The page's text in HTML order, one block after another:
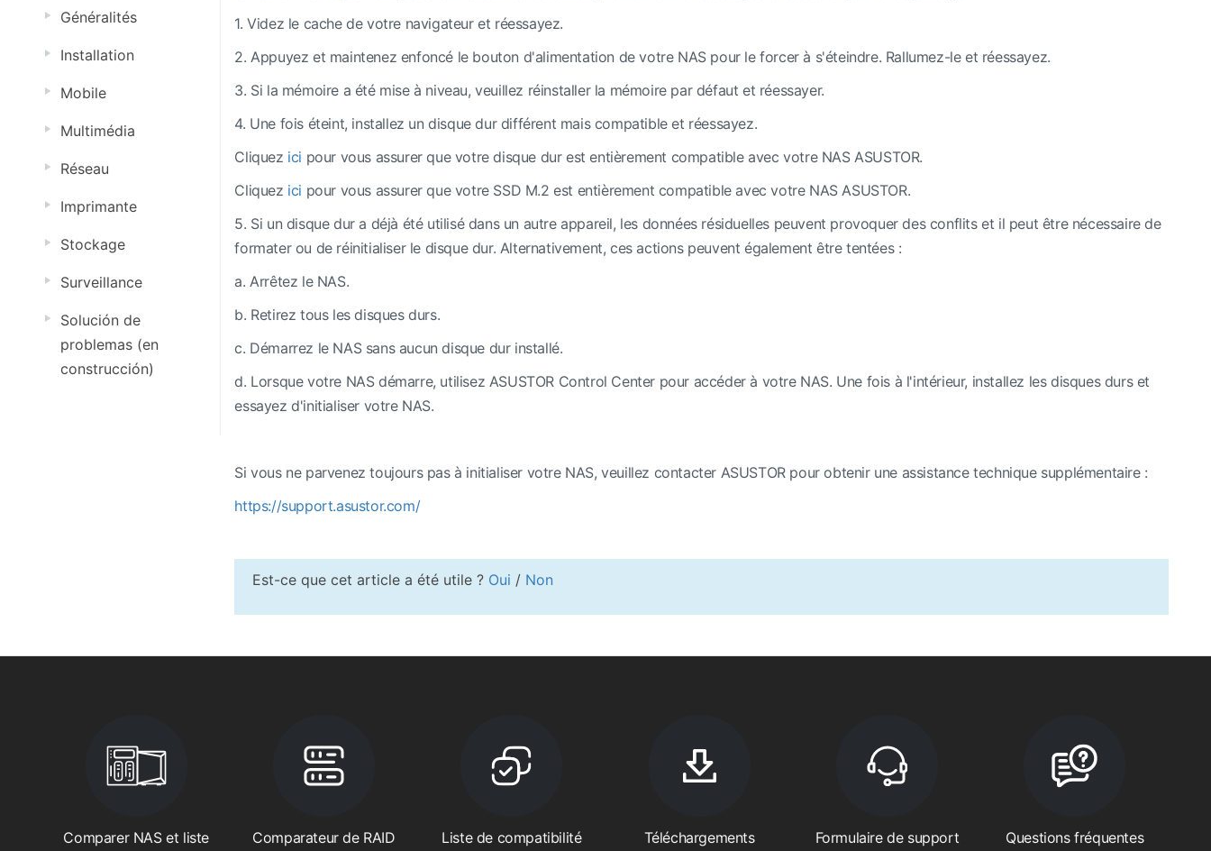
Généralités
Installation
Mobile
Multimédia
Réseau
Imprimante
Stockage
Surveillance
Solución de
problemas (en
construcción)
1. Videz le cache de votre navigateur et réessayez.
2. Appuyez et maintenez enfoncé le bouton d'alimentation de votre NAS pour le forcer à s'éteindre. Rallumez-le et réessayez.
3. Si la mémoire a été mise à niveau, veuillez réinstaller la mémoire par défaut et réessayer.
4. Une fois éteint, installez un disque dur différent mais compatible et réessayez.
Cliquez ici pour vous assurer que votre disque dur est entièrement compatible avec votre NAS ASUSTOR.
Cliquez ici pour vous assurer que votre SSD M.2 est entièrement compatible avec votre NAS ASUSTOR.
5. Si un disque dur a déjà été utilisé dans un autre appareil, les données résiduelles peuvent provoquer des conflits et il peut être nécessaire de
formater ou de réinitialiser le disque dur. Alternativement, ces actions peuvent également être tentées :
a. Arrêtez le NAS.
b. Retirez tous les disques durs.
c. Démarrez le NAS sans aucun disque dur installé.
d. Lorsque votre NAS démarre, utilisez ASUSTOR Control Center pour accéder à votre NAS. Une fois à l'intérieur, installez les disques durs et
essayez d'initialiser votre NAS.
Si vous ne parvenez toujours pas à initialiser votre NAS, veuillez contacter ASUSTOR pour obtenir une assistance technique supplémentaire :
https://support.asustor.com/
Est-ce que cet article a été utile ? Oui / Non
Comparer NAS et liste
Comparateur de RAID Liste de compatibilité Téléchargements
Formulaire de support
Questions fréquentes